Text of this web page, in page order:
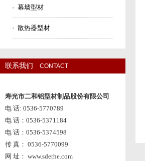
幕墙型材
散热器型材
联系我们 CONTACT
寿光市二和铝型材制品股份有限公司
电 话: 0536-5770789
电 话：0536-5371184
电 话：0536-5374598
传 真： 0536-5770099
网 址： www.sderhe.com